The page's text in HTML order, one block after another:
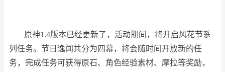
原神1.4版本已经更新了，活动期间，将开启风花节系
列任务。节日逸闻共分为四幕，将会随时间开放新的任
务，完成任务可获得原石、角色经验素材、摩拉等奖励，